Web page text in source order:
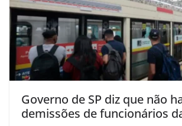
Governo de SP diz que não
demissões de funcionários